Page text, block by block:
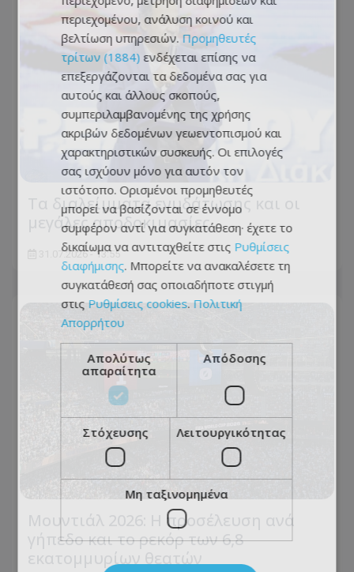
Τα διαλείμματα ενυδάτωσης και οι
μεγάλες αποδοκιμασίες
31.07.2026 - 13:55
Μουντιάλ 2026: Η προσέλευση ανά
γήπεδο και το ρεκόρ των 6,8
περιεχομένου, ανάλυση κοινού και
βελτίωση υπηρεσιών. Προμηθευτές
τρίτων (1884) ενδέχεται επίσης να
επεξεργάζονται τα δεδομένα σας για
αυτούς και άλλους σκοπούς,
συμπεριλαμβανομένης της χρήσης
ακριβών δεδομένων γεωεντοπισμού και
χαρακτηριστικών συσκευής. Οι επιλογές
σας ισχύουν μόνο για αυτόν τον
ιστότοπο. Ορισμένοι προμηθευτές
μπορεί να βασίζονται σε έννομο
συμφέρον αντί για συγκατάθεση· έχετε το
δικαίωμα να αντιταχθείτε στις Ρυθμίσεις
διαφήμισης. Μπορείτε να ανακαλέσετε τη
συγκατάθεσή σας οποιαδήποτε στιγμή
στις Ρυθμίσεις cookies. Πολιτική
Απορρήτου
Απολύτως
απαραίτητα
Απόδοσης
Στόχευσης Λειτουργικότητας
Μη ταξινομημένα